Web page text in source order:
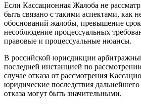
Если Кассационная Жалоба не
быть связано с такими аспектами, как
обоснований жалобы, превышение
несоблюдение процессуальных
правовые и процессуальные нюансы.
В российской юрисдикции
последней инстанцией по
случае отказа от рассмотрения
юридические последствия
отказа могут быть значительными.